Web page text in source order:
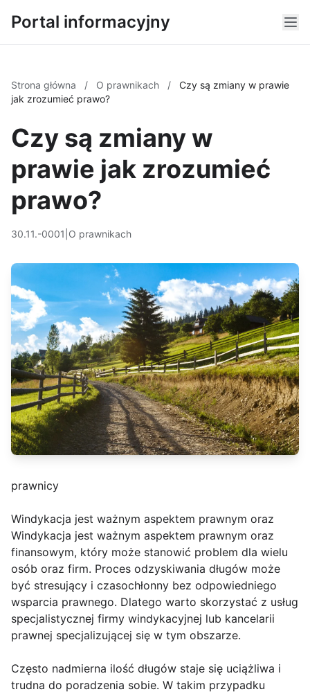
Portal informacyjny
Strona główna / O prawnikach /
Czy są zmiany w prawie
jak zrozumieć prawo?
Czy są zmiany w
prawie jak zrozumieć
prawo?
30.11.-0001 O prawnikach
prawnicy
Windykacja jest ważnym aspektem prawnym oraz
Windykacja jest ważnym aspektem prawnym oraz
finansowym, który może stanowić problem dla wielu
osób oraz firm. Proces odzyskiwania długów może
być stresujący i czasochłonny bez odpowiedniego
wsparcia prawnego. Dlatego warto skorzystać z usług
specjalistycznej firmy windykacyjnej lub kancelarii
prawnej specjalizującej się w tym obszarze.
Często nadmierna ilość długów staje się uciążliwa i
trudna do poradzenia sobie. W takim przypadku